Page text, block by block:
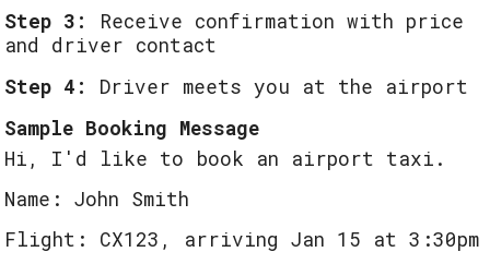
Step 3:
Receive confirmation with price
and driver contact
Step 4:
Driver meets you at the airport
Sample Booking Message
Hi, I'd like to book an airport taxi.
Name: John Smith
Flight: CX123, arriving Jan 15 at 3:30pm